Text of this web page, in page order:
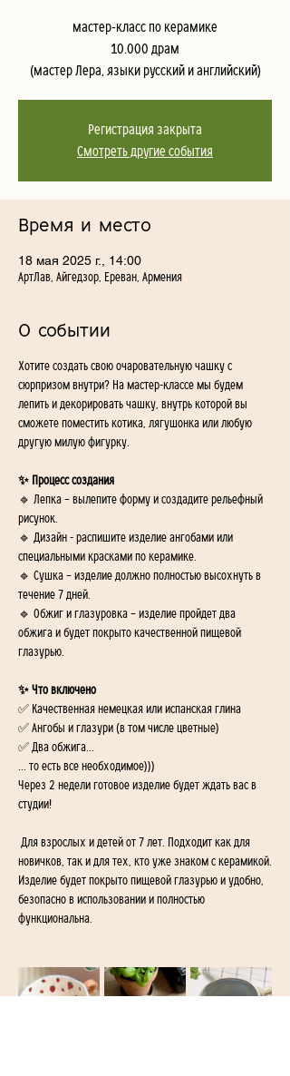
мастер-класс по керамике
10.000 драм
(мастер Лера, языки русский и английский)
Регистрация закрыта
Смотреть другие события
Время и место
18 мая 2025 г., 14:00
АртЛав, Айгедзор, Ереван, Армения
О событии
Хотите создать свою очаровательную чашку с
сюрпризом внутри? На мастер-классе мы будем
лепить и декорировать чашку, внутрь которой вы
сможете поместить котика, лягушонка или любую
другую милую фигурку.
✨ Процесс создания
🔹 Лепка – вылепите форму и создадите рельефный
рисунок.
🔹 Дизайн - распишите изделие ангобами или
специальными красками по керамике.
🔹 Сушка – изделие должно полностью высохнуть в
течение 7 дней.
🔹 Обжиг и глазуровка – изделие пройдет два
обжига и будет покрыто качественной пищевой
глазурью.
✨ Что включено
✅ Качественная немецкая или испанская глина
✅ Ангобы и глазури (в том числе цветные)
✅ Два обжига...
... то есть все необходимое)))
Через 2 недели готовое изделие будет ждать вас в
студии!
новичков, так и для тех, кто уже знаком с керамикой.
Изделие будет покрыто пищевой глазурью и удобно,
безопасно в использовании и полностью
функциональна.